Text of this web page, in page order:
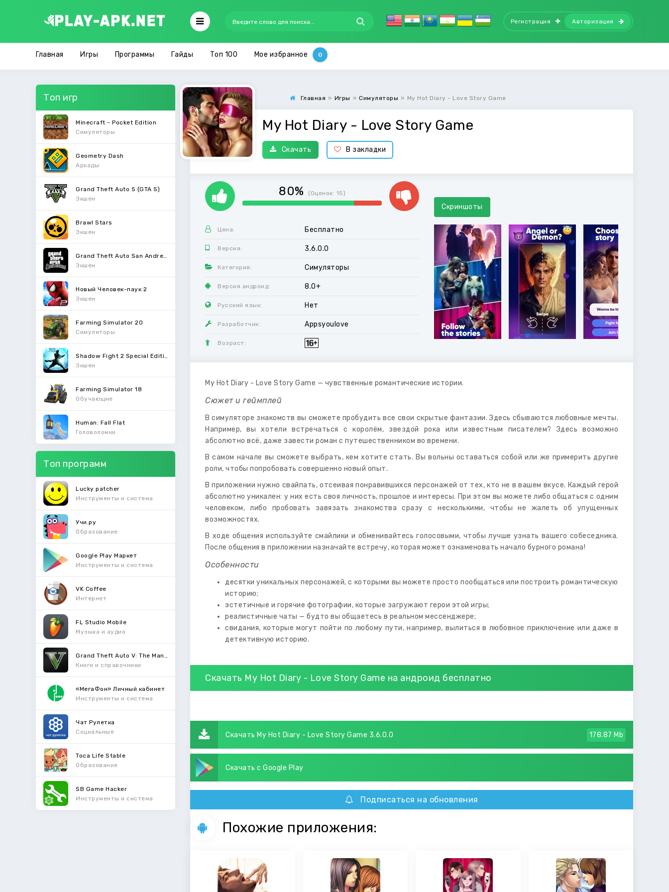
Регистрация Авторизация
Главная Игры Программы Гайды Топ 100 Мое избранное
Топ игр
Minecraft - Pocket Edition
Симуляторы
Geometry Dash
Аркады
Grand Theft Auto 5 (GTA 5)
Экшен
Brawl Stars
Экшен
Экшен
Новый Человек-паук 2
Экшен
Farming Simulator 20
Симуляторы
Экшен
Farming Simulator 18
Обучающие
Human: Fall Flat
Головоломки
Топ программ
Lucky patcher
Инструменты и система
Учи.ру
Образование
Google Play Маркет
Инструменты и система
VK Coffee
Интернет
FL Studio Mobile
Музыка и аудио
Книги и справочники
«МегаФон» Личный кабинет
Инструменты и система
Чат Рулетка
Социальные
Toca Life Stable
Образование
SB Game Hacker
Инструменты и система
Главная » Игры » Симуляторы » My Hot Diary - Love Story Game
My Hot Diary - Love Story Game
Скачать В закладки
80% (Оценок: 15)
Цена: Бесплатно
Версия: 3.6.0.0
Категория: Симуляторы
Версия андроид: 8.0+
Русский язык: Нет
Разработчик: Appsyoulove
Возраст:
Скриншоты
My Hot Diary - Love Story Game — чувственные романтические истории.
Сюжет и геймплей
В симуляторе знакомств вы сможете пробудить все свои скрытые фантазии. Здесь сбываются любовные мечты.
Например, вы хотели встречаться с королём, звездой рока или известным писателем? Здесь возможно
абсолютно всё, даже завести роман с путешественником во времени.
В самом начале вы сможете выбрать, кем хотите стать. Вы вольны оставаться собой или же примерить другие
роли, чтобы попробовать совершенно новый опыт.
В приложении нужно свайпать, отсеивая понравившихся персонажей от тех, кто не в вашем вкусе. Каждый герой
абсолютно уникален: у них есть своя личность, прошлое и интересы. При этом вы можете либо общаться с одним
человеком, либо пробовать завязать знакомства сразу с несколькими, чтобы не жалеть об упущенных
возможностях.
В ходе общения используйте смайлики и обменивайтесь голосовыми, чтобы лучше узнать вашего собеседника.
После общения в приложении назначайте встречу, которая может ознаменовать начало бурного романа!
Особенности
десятки уникальных персонажей, с которыми вы можете просто пообщаться или построить романтическую
историю;
эстетичные и горячие фотографии, которые загружают герои этой игры;
реалистичные чаты — будто вы общаетесь в реальном мессенджере;
свидания, которые могут пойти по любому пути, например, вылиться в любовное приключение или даже в
детективную историю.
Скачать My Hot Diary - Love Story Game на андроид бесплатно
Скачать My Hot Diary - Love Story Game 3.6.0.0 178.87 Mb
Скачать с Google Play
Подписаться на обновления
Похожие приложения: